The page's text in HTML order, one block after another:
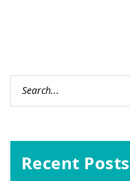
Recent Posts